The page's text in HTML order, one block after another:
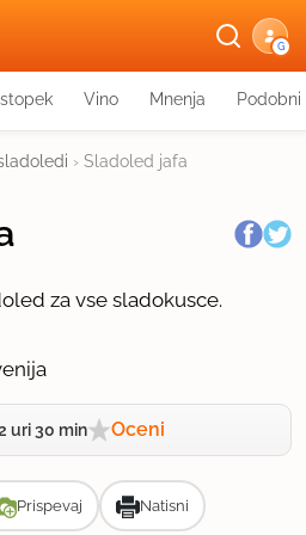
G
Vino Mnenja
› Sladoled jafa
za vse sladokusce.
uri 30 min Oceni
Prispevaj Natisni